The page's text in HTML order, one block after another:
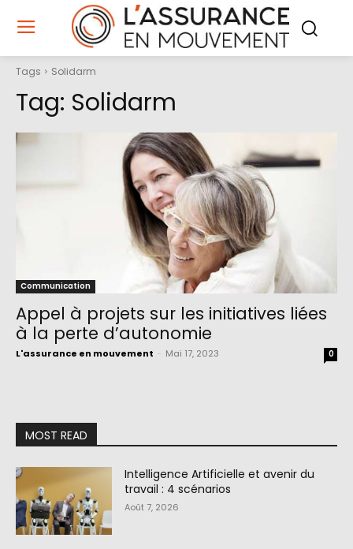
Tags Solidarm
Tag: Solidarm
Communication
Appel à projets sur les initiatives liées
à la perte d’autonomie
L'assurance en mouvement Mai 17, 2023 0
MOST READ
Intelligence Artificielle et avenir du
travail : 4 scénarios
Août 7, 2026